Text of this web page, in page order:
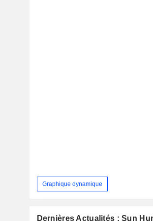
Graphique dynamique
Dernières Actualités : Sun